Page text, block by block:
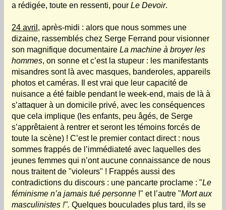
a rédigée, toute en ressenti, pour Le Devoir.
24 avril , après-midi : alors que nous sommes une
dizaine, rassemblés chez Serge Ferrand pour visionner
son magnifique documentaire La machine à broyer les
hommes, on sonne et c’est la stupeur : les manifestants
misandres sont là avec masques, banderoles, appareils
photos et caméras. Il est vrai que leur capacité de
nuisance a été faible pendant le week-end, mais de là à
s’attaquer à un domicile privé, avec les conséquences
que cela implique (les enfants, peu âgés, de Serge
s’apprêtaient à rentrer et seront les témoins forcés de
toute la scène) ! C’est le premier contact direct : nous
sommes frappés de l’immédiateté avec laquelles des
jeunes femmes qui n’ont aucune connaissance de nous
nous traitent de "violeurs" ! Frappés aussi des
contradictions du discours : une pancarte proclame : "Le
féminisme n’a jamais tué personne !" et l’autre "Mort aux
masculinistes !". Quelques bouculades plus tard, ils se